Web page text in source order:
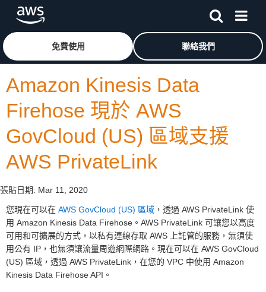
跳至主要內容按一下這裡可返回 Amazon Web Services 首頁
免費使用 聯絡我們
Amazon Kinesis Data
Firehose 現於 AWS
GovCloud (US) 區域支援
AWS PrivateLink
張貼日期: Mar 11, 2020
您現在可以在 AWS GovCloud (US) 區域 ，透過 AWS PrivateLink 使
用 Amazon Kinesis Data Firehose。AWS PrivateLink 可讓您以高度
可用和可擴展的方式，以私有連線存取 AWS 上託管的服務，無須使
用公有 IP，也無須讓流量周遊網際網路。現在可以在 AWS GovCloud
(US) 區域，透過 AWS PrivateLink，在您的 VPC 中使用 Amazon
Kinesis Data Firehose API。